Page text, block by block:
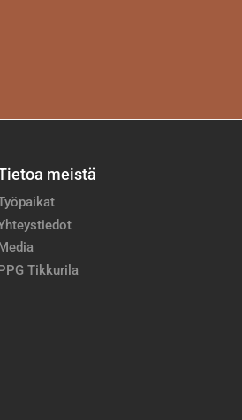
meistä
Tikkurila